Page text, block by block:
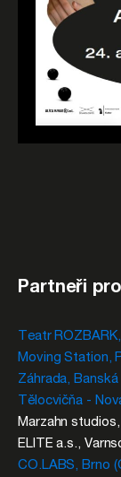
Partneři
Teatr
Moving Station,
Záhrada,
Tělocvičňa -
Marzahn studios,
ELITE a.s.,
CO.LABS, Brno